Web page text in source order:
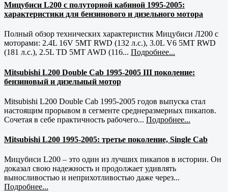
Мицубиси L200 с полуторной кабиной 1995-2005:
характеристики для бензинового и дизельного мотора
Полный обзор технических характеристик Мицубиси Л200 с
моторами: 2.4L 16V 5MT RWD (132 л.с.), 3.0L V6 5MT RWD
(181 л.с.), 2.5L TD 5MT AWD (116... Подробнее...
Mitsubishi L200 Double Cab 1995-2005 III поколение:
бензиновый и дизельный мотор
Mitsubishi L200 Double Cab 1995-2005 годов выпуска стал
настоящим прорывом в сегменте среднеразмерных пикапов.
Сочетая в себе практичность рабочего... Подробнее...
Mitsubishi L200 1995-2005: третье поколение, Single Cab
Мицубиси L200 – это один из лучших пикапов в истории. Он
доказал свою надежность и продолжает удивлять
выносливостью и неприхотливостью даже через...
Подробнее...